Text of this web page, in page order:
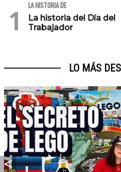
LA HISTORIA DE
La historia del Día del
Trabajador
LO MÁS